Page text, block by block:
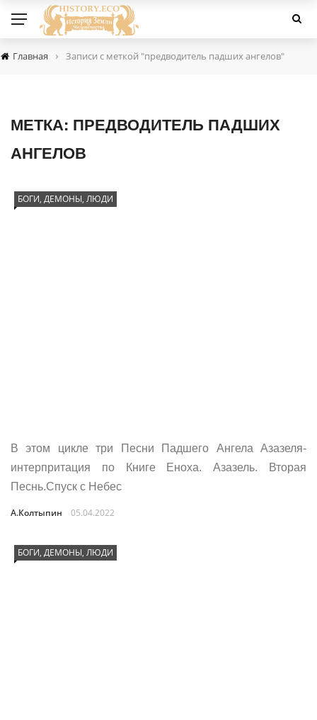
Главная › Записи с меткой "предводитель падших ангелов"
МЕТКА: ПРЕДВОДИТЕЛЬ ПАДШИХ
АНГЕЛОВ
БОГИ, ДЕМОНЫ, ЛЮДИ
В этом цикле три Песни Падшего Ангела Азазеля-
интерпритация по Книге Еноха. Азазель. Вторая
Песнь.Спуск с Небес
А.Колтыпин 05.04.2022
БОГИ, ДЕМОНЫ, ЛЮДИ